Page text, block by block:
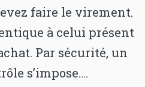
faire le virement.
à celui présent
Par sécurité, un
s’impose….